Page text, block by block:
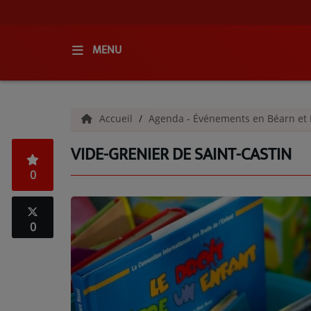
MENU
QUI SOMMES-NOUS ?
GRILLE DES PROGRAMMES
C'ÉTAIT QUOI CE TITRE ?
Accueil Agenda - Événements en Béarn et
VIDE-GRENIER DE SAINT-CASTIN
0
0